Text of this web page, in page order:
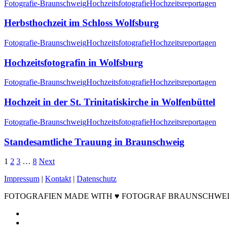
Fotografie-BraunschweigHochzeitsfotografieHochzeitsreportagen
Herbsthochzeit im Schloss Wolfsburg
Fotografie-BraunschweigHochzeitsfotografieHochzeitsreportagen
Hochzeitsfotografin in Wolfsburg
Fotografie-BraunschweigHochzeitsfotografieHochzeitsreportagen
Hochzeit in der St. Trinitatiskirche in Wolfenbüttel
Fotografie-BraunschweigHochzeitsfotografieHochzeitsreportagen
Standesamtliche Trauung in Braunschweig
1 2 3 … 8 Next
Impressum | Kontakt | Datenschutz
FOTOGRAFIEN MADE WITH ♥ FOTOGRAF